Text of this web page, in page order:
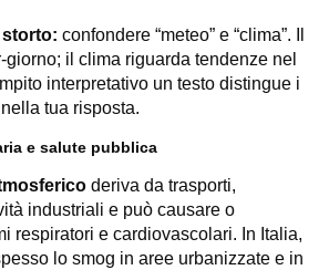
confondere “meteo” e “clima”. Il
giorno; il clima riguarda tendenze nel
interpretativo un testo distingue i
tua risposta.
e salute pubblica
deriva da trasporti,
industriali e può causare o
respiratori e cardiovascolari. In Italia,
lo smog in aree urbanizzate e in